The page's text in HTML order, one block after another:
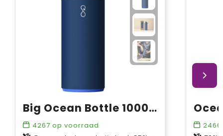
Big Ocean Bottle 1000 ml vacuümgeïsoleerde waterfles
4267 op voorraad
2466